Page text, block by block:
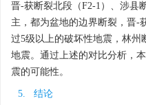
晋-获断裂北段（F2-1）、涉县
主，都为盆地的边界断裂，晋-
过5级以上的破坏性地震，林州
地震。通过上述的对比分析，
震的可能性。
5. 结论